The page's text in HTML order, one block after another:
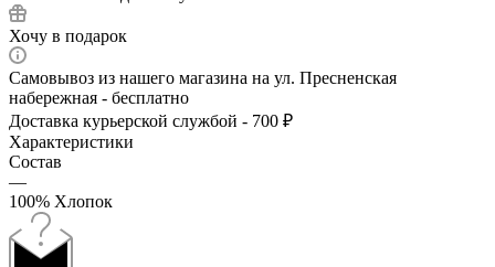
Хочу в подарок
Самовывоз из нашего магазина на ул. Пресненская
набережная - бесплатно
Доставка курьерской службой - 700 ₽
Характеристики
Состав
—
100% Хлопок